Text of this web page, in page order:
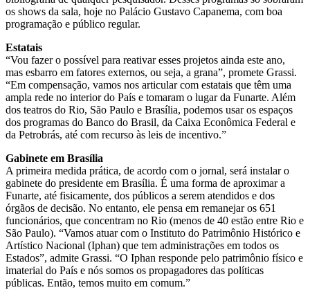
os shows da sala, hoje no Palácio Gustavo Capanema, com boa
programação e público regular.
Estatais
“Vou fazer o possível para reativar esses projetos ainda este ano,
mas esbarro em fatores externos, ou seja, a grana”, promete Grassi.
“Em compensação, vamos nos articular com estatais que têm uma
ampla rede no interior do País e tomaram o lugar da Funarte. Além
dos teatros do Rio, São Paulo e Brasília, podemos usar os espaços
dos programas do Banco do Brasil, da Caixa Econômica Federal e
da Petrobrás, até com recurso às leis de incentivo.”
Gabinete em Brasília
A primeira medida prática, de acordo com o jornal, será instalar o
gabinete do presidente em Brasília. É uma forma de aproximar a
Funarte, até fisicamente, dos públicos a serem atendidos e dos
órgãos de decisão. No entanto, ele pensa em remanejar os 651
funcionários, que concentram no Rio (menos de 40 estão entre Rio e
São Paulo). “Vamos atuar com o Instituto do Patrimônio Histórico e
Artístico Nacional (Iphan) que tem administrações em todos os
Estados”, admite Grassi. “O Iphan responde pelo patrimônio físico e
imaterial do País e nós somos os propagadores das políticas
públicas. Então, temos muito em comum.”